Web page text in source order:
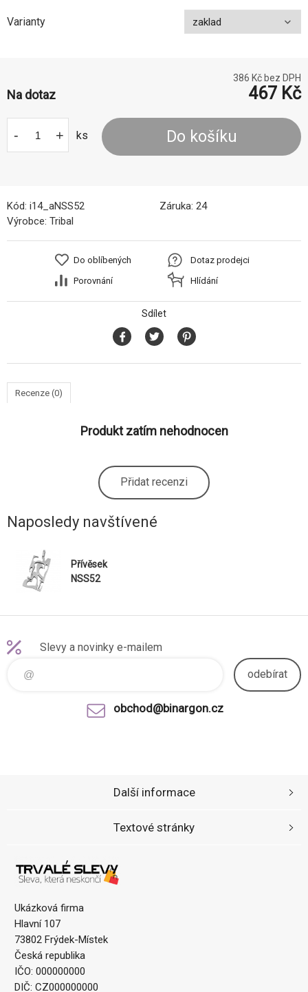
Varianty
386 Kč bez DPH
Na dotaz 467 Kč
- + ks Do košíku
Kód: i14_aNSS52 Záruka: 24
Výrobce: Tribal
Do oblíbených
Porovnání
Dotaz prodejci
Hlídání
Sdílet
Recenze (0)
Produkt zatím nehodnocen
Přidat recenzi
Naposledy navštívené
Přívěsek
NSS52
Slevy a novinky e-mailem
odebírat
obchod@binargon.cz
Ukázková firma
Hlavní 107
73802 Frýdek-Místek
Česká republika
IČO: 000000000
DIČ: CZ000000000
Další informace
Textové stránky